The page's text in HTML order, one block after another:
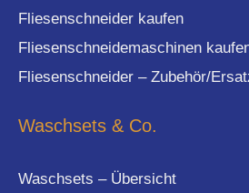
Fliesenschneider kaufen
Fliesenschneidemaschinen
Fliesenschneider – Zubehör/
Waschsets & Co.
Waschsets – Übersicht